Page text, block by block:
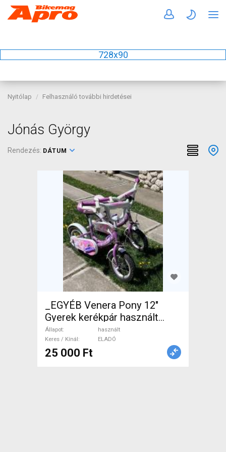
728x90
Nyitólap Felhasználó további hirdetései
Jónás György
Rendezés: DÁTUM
_EGYÉB Venera Pony 12"
Gyerek kerékpár használt
ELADÓ
Állapot
használt
Keres / Kínál
ELADÓ
25 000 Ft